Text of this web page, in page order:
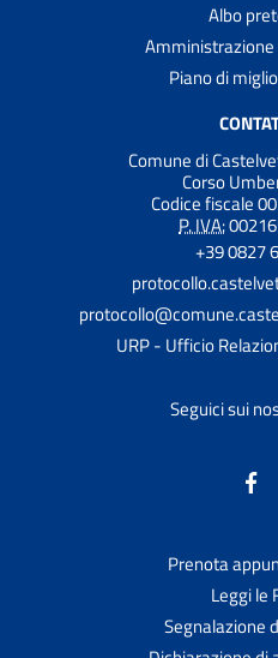
Albo
Piano di
Comune di
Corso
Codice fiscale
P. IVA:
+39 0827
URP - Ufficio
Seguici sui
Prenota
Leggi le
Segnalazione